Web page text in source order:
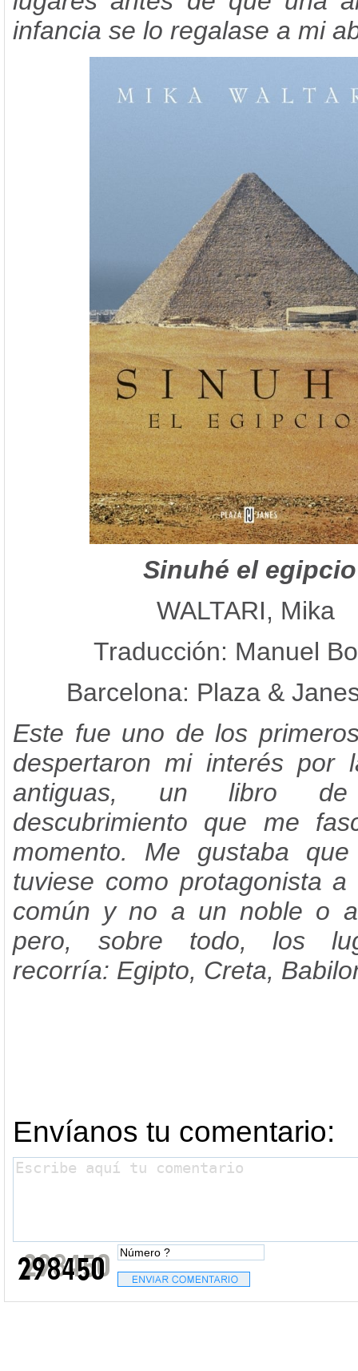
infancia se lo regalase a mi
Sinuhé el egipcio
WALTARI, Mika
Traducción: Manuel
Barcelona: Plaza &
Este fue uno de los
despertaron mi interés por
antiguas, un libro de
descubrimiento que me
momento. Me gustaba
tuviese como protagonista
común y no a un noble o
pero, sobre todo, los
recorría: Egipto, Creta,
Envíanos tu comentario: